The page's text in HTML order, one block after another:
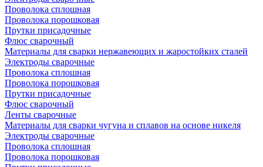
Проволока сплошная
Проволока порошковая
Прутки присадочные
Флюс сварочный
Материалы для сварки нержавеющих и жаростойких сталей
Электроды сварочные
Проволока сплошная
Проволока порошковая
Прутки присадочные
Флюс сварочный
Ленты сварочные
Материалы для сварки чугуна и сплавов на основе никеля
Электроды сварочные
Проволока сплошная
Проволока порошковая